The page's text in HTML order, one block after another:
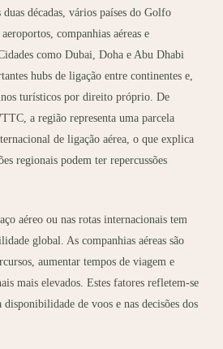
décadas, vários países do Golfo
companhias aéreas e
como Dubai, Doha e Abu Dhabi
hubs de ligação entre continentes e,
turísticos por direito próprio. De
a região representa uma parcela
de ligação aérea, o que explica
regionais podem ter repercussões
aéreo ou nas rotas internacionais tem
global. As companhias aéreas são
aumentar tempos de viagem e
mais elevados. Estes fatores refletem-se
disponibilidade de voos e nas decisões dos